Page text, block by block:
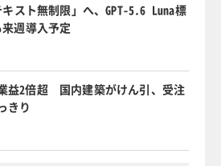
キスト無制限」へ、GPT-5.6 Luna標
週導入予定
益2倍超 国内建築がけん引、受注
きり